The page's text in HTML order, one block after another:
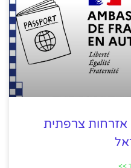
אזרחות צרפתית